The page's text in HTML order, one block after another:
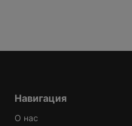
Навигация
О нас